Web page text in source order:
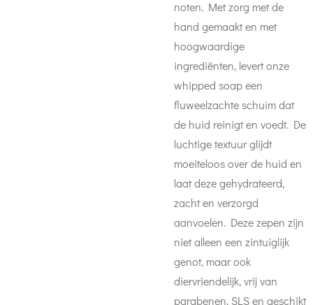
noten. Met zorg met de
hand gemaakt en met
hoogwaardige
ingrediënten, levert onze
whipped soap een
fluweelzachte schuim dat
de huid reinigt en voedt. De
luchtige textuur glijdt
moeiteloos over de huid en
laat deze gehydrateerd,
zacht en verzorgd
aanvoelen. Deze zepen zijn
niet alleen een zintuiglijk
genot, maar ook
diervriendelijk, vrij van
parabenen, SLS en geschikt